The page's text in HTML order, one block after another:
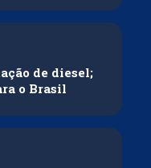
de diesel;
o Brasil